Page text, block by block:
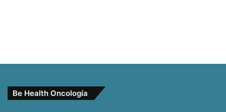
Be Health Oncología